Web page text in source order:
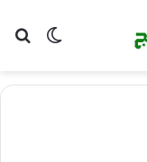
الوضع